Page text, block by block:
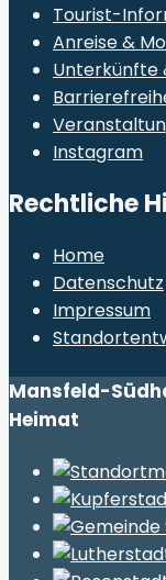
Tourist-
Anreise &
Unterkünfte
Instagram
Rechtliche
Home
Datenschutz
Impressum
Mansfeld-
Heimat